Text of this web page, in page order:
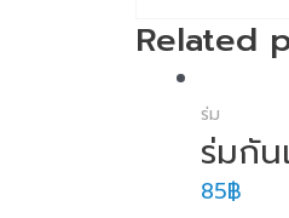
Related
ร่ม
ร่มกั
85฿